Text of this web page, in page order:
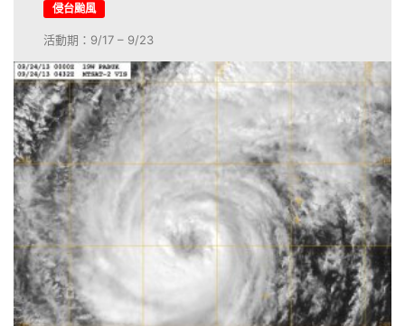
侵台颱風
活動期：9/17 – 9/23